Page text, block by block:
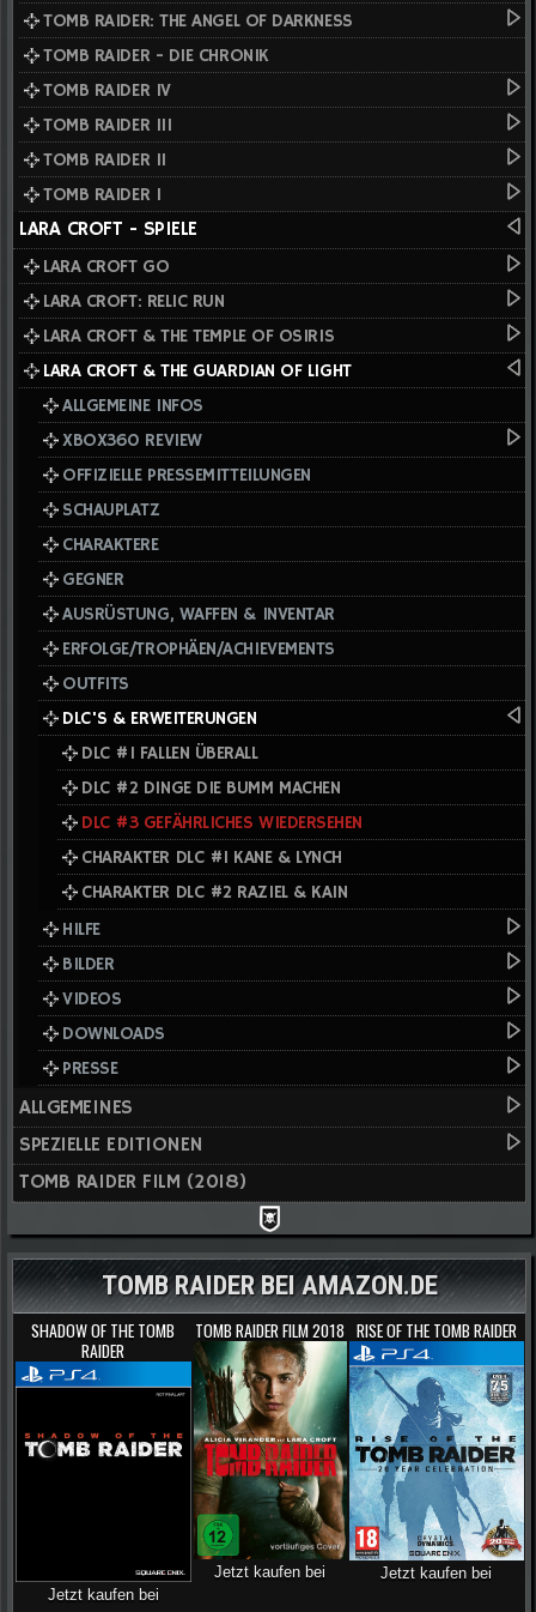
TOMB RAIDER: THE ANGEL OF DARKNESS
TOMB RAIDER - DIE CHRONIK
TOMB RAIDER IV
TOMB RAIDER III
TOMB RAIDER II
TOMB RAIDER I
LARA CROFT - SPIELE
LARA CROFT GO
LARA CROFT: RELIC RUN
LARA CROFT & THE TEMPLE OF OSIRIS
LARA CROFT & THE GUARDIAN OF LIGHT
ALLGEMEINE INFOS
XBOX360 REVIEW
OFFIZIELLE PRESSEMITTEILUNGEN
SCHAUPLATZ
CHARAKTERE
GEGNER
AUSRÜSTUNG, WAFFEN & INVENTAR
ERFOLGE/TROPHÄEN/ACHIEVEMENTS
OUTFITS
DLC'S & ERWEITERUNGEN
DLC #1 FALLEN ÜBERALL
DLC #2 DINGE DIE BUMM MACHEN
DLC #3 GEFÄHRLICHES WIEDERSEHEN
CHARAKTER DLC #1 KANE & LYNCH
CHARAKTER DLC #2 RAZIEL & KAIN
HILFE
BILDER
VIDEOS
DOWNLOADS
PRESSE
ALLGEMEINES
SPEZIELLE EDITIONEN
TOMB RAIDER FILM (2018)
TOMB RAIDER BEI AMAZON.DE
SHADOW OF THE TOMB
RAIDER
Jetzt kaufen bei
TOMB RAIDER FILM 2018
Jetzt kaufen bei
RISE OF THE TOMB RAIDER
Jetzt kaufen bei